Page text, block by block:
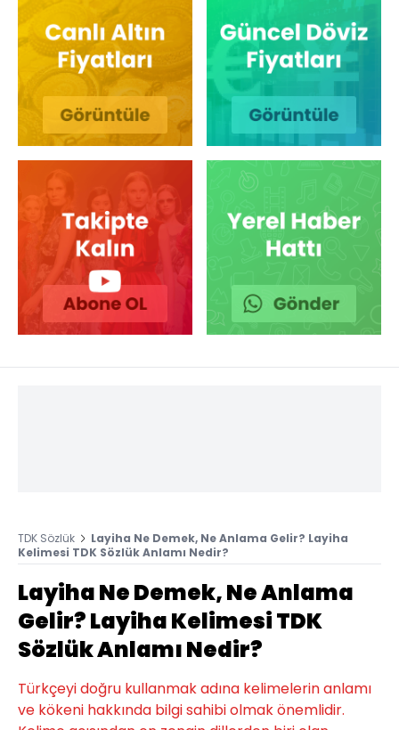
TDK Sözlük
Layiha Ne Demek, Ne Anlama Gelir? Layiha
Kelimesi TDK Sözlük Anlamı Nedir?
Layiha Ne Demek, Ne Anlama
Gelir? Layiha Kelimesi TDK
Sözlük Anlamı Nedir?
Türkçeyi doğru kullanmak adına kelimelerin anlamı
ve kökeni hakkında bilgi sahibi olmak önemlidir.